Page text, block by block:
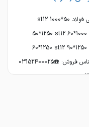
روغنی فولاد 50*1000 st12
50*1250 st12
60*1250 st12
کارشناس فروش: ☎️03152400025